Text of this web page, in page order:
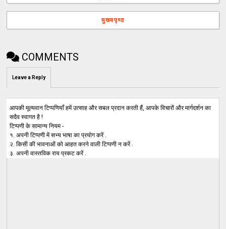
मुख्यपृष्ठ
COMMENTS
Leave a Reply
आपकी मूल्यवान टिप्पणियाँ हमें उत्साह और सबल प्रदान करती हैं, आपके विचारों और मार्गदर्शन का
सदैव स्वागत है !
टिप्पणी के सामान्य नियम -
१. अपनी टिप्पणी में सभ्य भाषा का प्रयोग करें .
२. किसी की भावनाओं को आहत करने वाली टिप्पणी न करें .
३. अपनी वास्तविक राय प्रकट करें .